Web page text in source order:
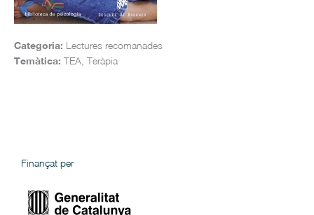
Categoria: Lectures recomanades
Temàtica: TEA, Teràpia
Finançat per